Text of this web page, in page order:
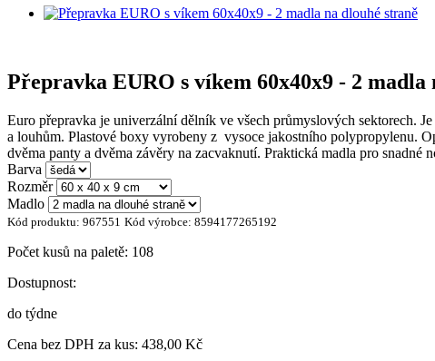
Přepravka EURO s víkem 60x40x9 - 2 madla
Euro přepravka je univerzální dělník ve všech průmyslových sektorech.
a louhům. Plastové boxy vyrobeny z vysoce jakostního polypropylenu.
dvěma panty a dvěma závěry na zacvaknutí. Praktická madla pro snadné
Barva
Rozměr
Madlo
Kód produktu: 967551 Kód výrobce: 8594177265192
Počet kusů na paletě: 108
Dostupnost:
do týdne
Cena bez DPH za kus: 438,00 Kč